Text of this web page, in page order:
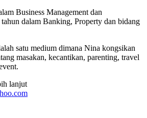
Business Management dan
dalam Banking, Property dan bidang
satu medium dimana Nina kongsikan
masakan, kecantikan, parenting, travel
lanjut